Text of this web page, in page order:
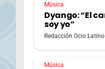
Música
Dyango: “El
soy yo”
Redacción Ocio Latino
Música